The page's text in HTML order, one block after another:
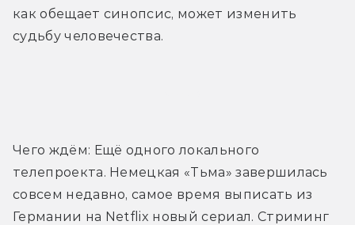
как обещает синопсис, может изменить
судьбу человечества.
Чего ждём: Ещё одного локального
телепроекта. Немецкая «Тьма» завершилась
совсем недавно, самое время выписать из
Германии на Netflix новый сериал. Стриминг